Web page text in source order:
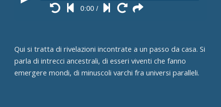
0:00 /
Qui si tratta di rivelazioni incontrate a un passo da casa. Si
parla di intrecci ancestrali, di esseri viventi che fanno
emergere mondi, di minuscoli varchi fra universi paralleli.